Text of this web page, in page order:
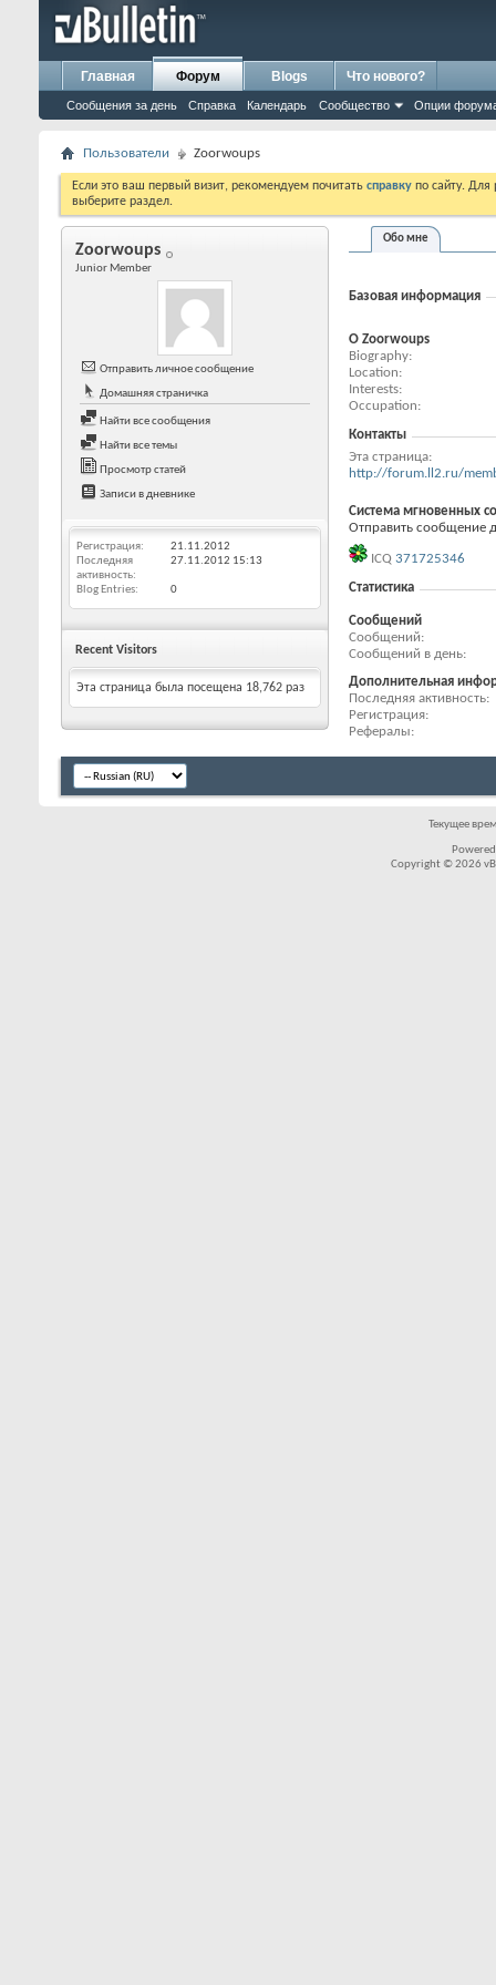
Главная Форум
Сообщения за день Справка Календарь Сообщество Опции
Blogs Что нового?
Пользователи Zoorwoups
Если это ваш первый визит, рекомендуем почитать справку по сайту.
выберите раздел.
Zoorwoups
Junior Member
Отправить личное сообщение
Домашняя страничка
Найти все сообщения
Найти все темы
Просмотр статей
Записи в дневнике
Регистрация
21.11.2012
Последняя
активность
27.11.2012 15:13
Blog Entries 0
Recent Visitors
Эта страница была посещена 18,762 раз
Обо мне
Базовая информация
О Zoorwoups
Biography
Location
Interests
Occupation
Контакты
Эта страница
http://forum.ll2.ru/
Система мгновенных
Отправить сообщение
ICQ 371725346
Статистика
Сообщений
Сообщений
Сообщений в день
Дополнительная
Последняя активность
Регистрация
Рефералы
Текущее
Copyright © 2026